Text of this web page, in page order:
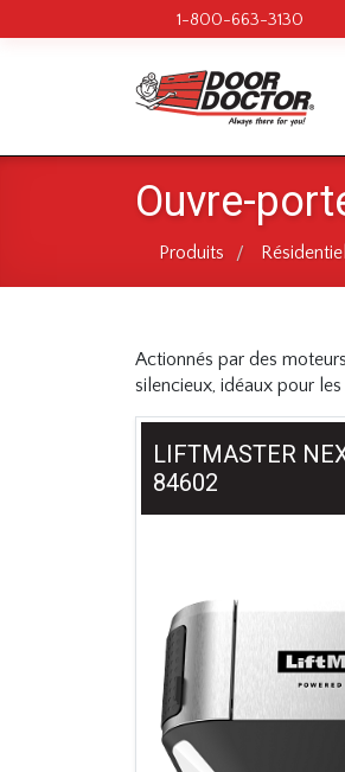
1-800-663-3130
Ouvre-
Produits / Résidentiel
Actionnés par des
silencieux, idéaux pour
LIFTMASTER
84602